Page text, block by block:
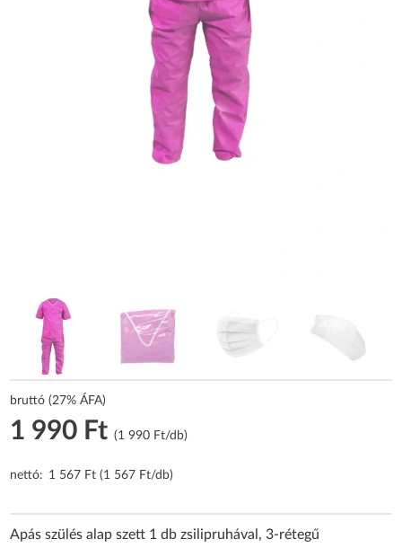
bruttó (27% ÁFA)
1 990 Ft(1 990 Ft/db)
nettó: 1 567 Ft (1 567 Ft/db)
Apás szülés alap szett 1 db zsilipruhával, 3-rétegű